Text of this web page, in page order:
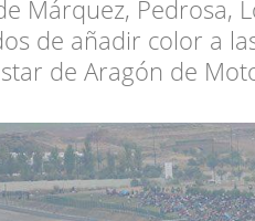
Márquez, Pedrosa,
de añadir color a
de Aragón de